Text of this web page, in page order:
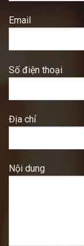
Email
Số điện thoại
Địa chỉ
Nội dung